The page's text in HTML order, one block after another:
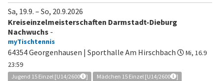
Sa, 19.9. – So, 20.9.2026
Kreiseinzelmeisterschaften Darmstadt-Dieburg
Nachwuchs -
myTischtennis
64354 Georgenhausen | Sporthalle Am Hirschbach
Mi, 16.9
23:59
Jugend 15 Einzel [U14/2600 ] Mädchen 15 Einzel [U14/2600
]